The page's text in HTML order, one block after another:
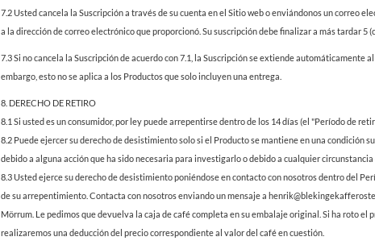
7.2 Usted cancela la Suscripción a través de su cuenta en el Sitio web o enviándonos un correo
a la dirección de correo electrónico que proporcionó. Su suscripción debe finalizar a más tardar
7.3 Si no cancela la Suscripción de acuerdo con 7.1, la Suscripción se extiende
embargo, esto no se aplica a los Productos que solo incluyen una entrega.
8. DERECHO DE RETIRO
8.1 Si usted es un consumidor, por ley puede arrepentirse dentro de los 14 días (el "Período de
8.2 Puede ejercer su derecho de desistimiento solo si el Producto se mantiene en una
debido a alguna acción que ha sido necesaria para investigarlo o debido a cualquier circunstancia
8.3 Usted ejerce su derecho de desistimiento poniéndose en contacto con nosotros dentro del
de su arrepentimiento. Contacta con nosotros enviando un mensaje a
Mörrum. Le pedimos que devuelva la caja de café completa en su embalaje original. Si ha roto
realizaremos una deducción del precio correspondiente al valor del café en cuestión.